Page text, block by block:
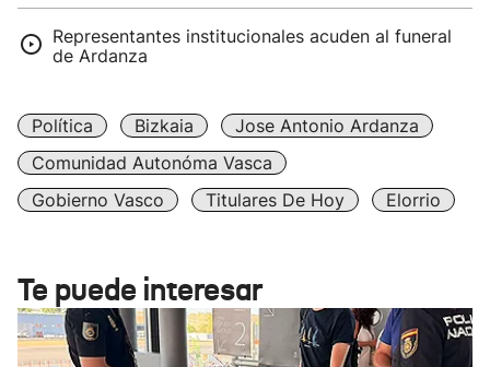
Representantes institucionales acuden al funeral
de Ardanza
Política Bizkaia
Jose Antonio Ardanza
Comunidad Autonóma Vasca
Gobierno Vasco
Titulares De Hoy Elorrio
Te puede interesar